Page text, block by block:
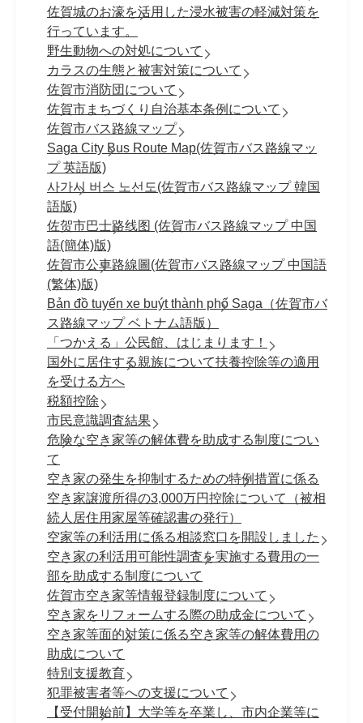
佐賀城のお濠を活用した浸水被害の軽減対策を
行っています。
野生動物への対処について
カラスの生態と被害対策について
佐賀市消防団について
佐賀市まちづくり自治基本条例について
佐賀市バス路線マップ
Saga City Bus Route Map(佐賀市バス路線マッ
プ 英語版)
사가시 버스 노선도(佐賀市バス路線マップ 韓国
語版)
佐贺市巴士路线图 (佐賀市バス路線マップ 中国
語(簡体)版)
佐賀市公車路線圖(佐賀市バス路線マップ 中国語
(繁体)版)
Bản đồ tuyến xe buýt thành phố Saga（佐賀市バ
ス路線マップ ベトナム語版）
「つかえる」公民館、はじまります！
国外に居住する親族について扶養控除等の適用
を受ける方へ
税額控除
市民意識調査結果
危険な空き家等の解体費を助成する制度につい
て
空き家の発生を抑制するための特例措置に係る
空き家譲渡所得の3,000万円控除について（被相
続人居住用家屋等確認書の発行）
空家等の利活用に係る相談窓口を開設しました
空き家の利活用可能性調査を実施する費用の一
部を助成する制度について
佐賀市空き家等情報登録制度について
空き家をリフォームする際の助成金について
空き家等面的対策に係る空き家等の解体費用の
助成について
特別支援教育
犯罪被害者等への支援について
【受付開始前】大学等を卒業し、市内企業等に